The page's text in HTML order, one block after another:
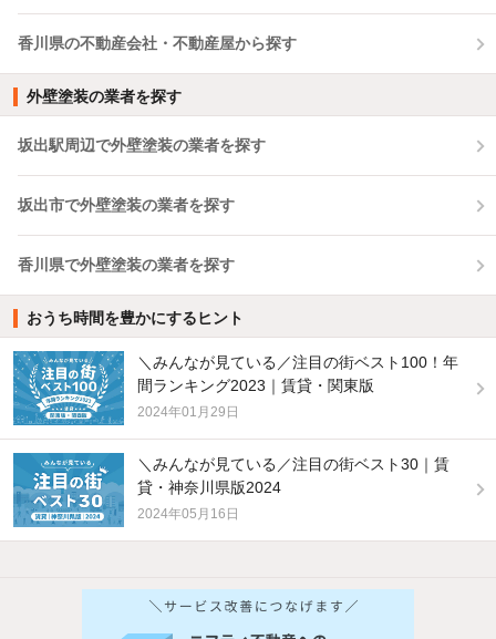
香川県の不動産会社・不動産屋から探す
外壁塗装の業者を探す
坂出駅周辺で外壁塗装の業者を探す
坂出市で外壁塗装の業者を探す
香川県で外壁塗装の業者を探す
おうち時間を豊かにするヒント
＼みんなが見ている／注目の街ベスト100！年
間ランキング2023｜賃貸・関東版
2024年01月29日
＼みんなが見ている／注目の街ベスト30｜賃
貸・神奈川県版2024
2024年05月16日